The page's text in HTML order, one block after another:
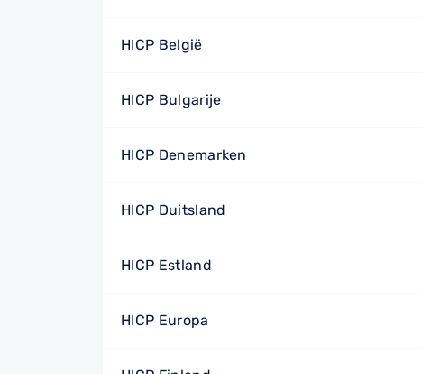
HICP België
HICP Bulgarije
HICP Denemarken
HICP Duitsland
HICP Estland
HICP Europa